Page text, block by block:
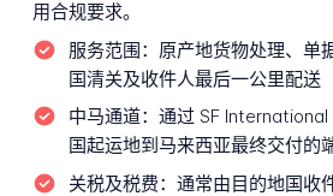
用合规要求。
服务范围： 原产地货物处理、单
国清关及收件人最后一公里配送
中马通道： 通过 SF
国起运地到马来西亚最终交付的
关税及税费： 通常由目的地国收